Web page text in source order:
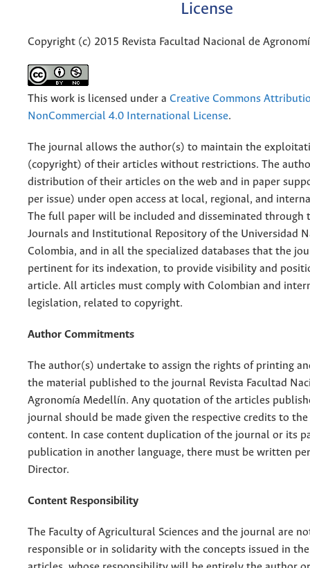
License
Copyright (c) 2015 Revista Facultad Nacional de
This work is licensed under a Creative Commons
NonCommercial 4.0 International License.
The journal allows the author(s) to maintain the
(copyright) of their articles without restrictions. The
distribution of their articles on the web and in paper
per issue) under open access at local, regional, and
The full paper will be included and disseminated through
Journals and Institutional Repository of the Universidad
Colombia, and in all the specialized databases that the
pertinent for its indexation, to provide visibility and
article. All articles must comply with Colombian and
legislation, related to copyright.
Author Commitments
The author(s) undertake to assign the rights of printing
the material published to the journal Revista Facultad
Agronomía Medellín. Any quotation of the articles
journal should be made given the respective credits to
content. In case content duplication of the journal or its
publication in another language, there must be written
Director.
Content Responsibility
The Faculty of Agricultural Sciences and the journal are
responsible or in solidarity with the concepts issued in